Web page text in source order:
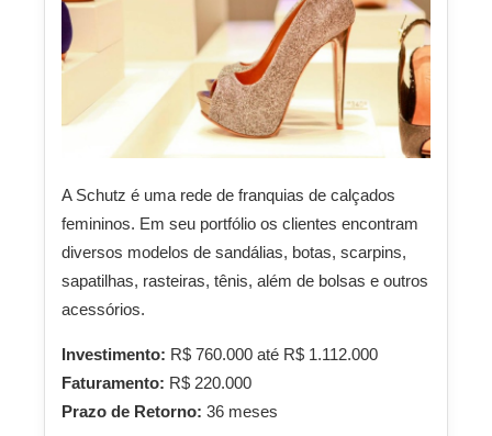
A Schutz é uma rede de franquias de calçados
femininos. Em seu portfólio os clientes encontram
diversos modelos de sandálias, botas, scarpins,
sapatilhas, rasteiras, tênis, além de bolsas e outros
acessórios.
Investimento: R$ 760.000 até R$ 1.112.000
Faturamento: R$ 220.000
Prazo de Retorno: 36 meses